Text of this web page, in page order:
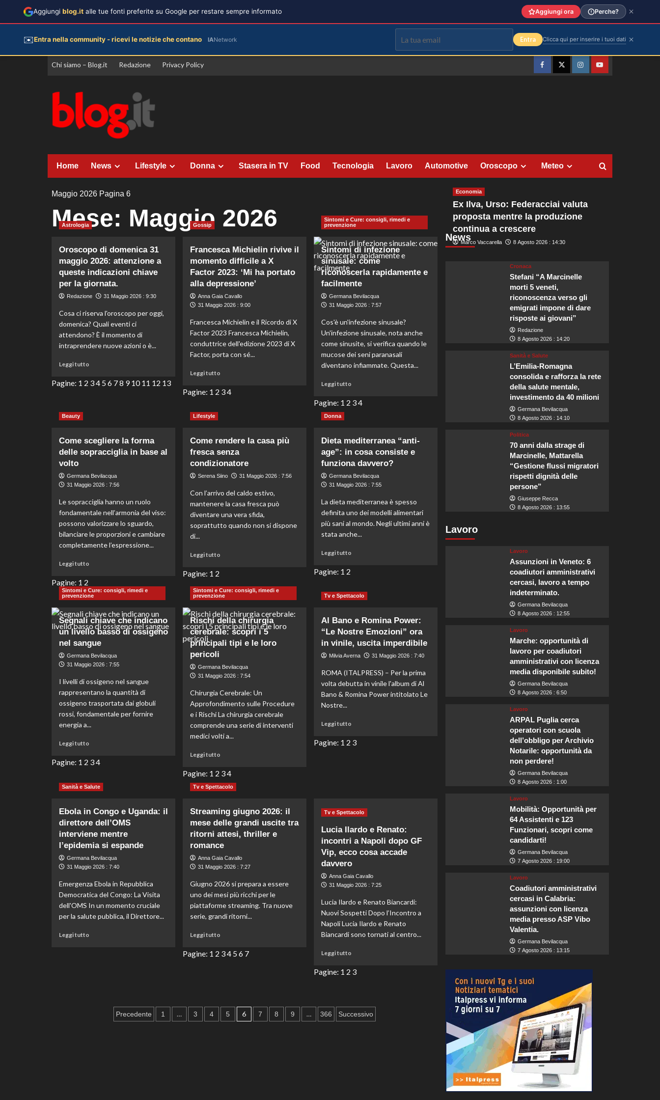
Vai
Chi siamo – Blog.it Redazione Privacy Policy
FacebookTwitterInstagramYouTube
Home News Lifestyle Donna Stasera in TV Food Tecnologia Lavoro Automotive Oroscopo Meteo
Maggio 2026 Pagina 6
Mese: Maggio 2026
Astrologia
Oroscopo di domenica 31
maggio 2026: attenzione a
queste indicazioni chiave
per la giornata.
Redazione 31 Maggio 2026 : 9:30
Cosa ci riserva l'oroscopo per oggi,
domenica? Quali eventi ci
attendono? È il momento di
intraprendere nuove azioni o è...
Leggi tuttoLeggi
più
maggio
2026:
attenzione
queste
indicazioni
per
la
giornata.
Pagine: 1 2 34 5 6 78 9 10 11 12 13
Gossip
Francesca Michielin rivive il
momento difficile a X
Factor 2023: ‘Mi ha portato
alla depressione’
Anna Gaia Cavallo
31 Maggio 2026 : 9:00
Francesca Michielin e il Ricordo di X
Factor 2023 Francesca Michielin,
conduttrice dell'edizione 2023 di X
Factor, porta con sé...
Leggi tuttoLeggi
più
difficile
a
X
2023:
‘Mi
alla
Pagine: 1 2 34
Sintomi e Cure: consigli, rimedi e
prevenzione
Sintomi di infezione
sinusale: come
riconoscerla rapidamente e
facilmente
Germana Bevilacqua
31 Maggio 2026 : 7:57
Cos'è un'infezione sinusale?
Un'infezione sinusale, nota anche
come sinusite, si verifica quando le
mucose dei seni paranasali
diventano infiammate. Questa...
Leggi tutto
più
infezione
come
riconoscerla
rapidamente
e
Pagine: 1 2 34
Beauty
Come scegliere la forma
delle sopracciglia in base al
volto
Germana Bevilacqua
31 Maggio 2026 : 7:56
Le sopracciglia hanno un ruolo
fondamentale nell’armonia del viso:
possono valorizzare lo sguardo,
bilanciare le proporzioni e cambiare
completamente l’espressione...
Leggi tuttoLeggi
su
Come
la
forma
delle
sopracciglia
in
base
volto
Pagine: 1 2
Lifestyle
Come rendere la casa più
fresca senza
condizionatore
Serena Siino 31 Maggio 2026 : 7:56
Con l’arrivo del caldo estivo,
mantenere la casa fresca può
diventare una vera sfida,
soprattutto quando non si dispone
di...
Leggi tuttoLeggi
Come
rendere
casa
più
senza
Pagine: 1 2
Donna
Dieta mediterranea “anti-
age”: in cosa consiste e
funziona davvero?
Germana Bevilacqua
31 Maggio 2026 : 7:55
La dieta mediterranea è spesso
definita uno dei modelli alimentari
più sani al mondo. Negli ultimi anni è
stata anche...
Leggi tutto
mediterranea
age”:
cosa
consiste
e
davvero?
Pagine: 1 2
Sintomi e Cure: consigli, rimedi e
prevenzione
Segnali chiave che indicano
un livello basso di ossigeno
nel sangue
Germana Bevilacqua
31 Maggio 2026 : 7:55
I livelli di ossigeno nel sangue
rappresentano la quantità di
ossigeno trasportata dai globuli
rossi, fondamentale per fornire
energia a...
Leggi tuttoLeggi
più
chiave
indicano
un
livello
basso
di
nel
Pagine: 1 2 34
Sintomi e Cure: consigli, rimedi e
prevenzione
Rischi della chirurgia
cerebrale: scopri i 5
principali tipi e le loro
pericoli
Germana Bevilacqua
31 Maggio 2026 : 7:54
Chirurgia Cerebrale: Un
Approfondimento sulle Procedure
e i Rischi La chirurgia cerebrale
comprende una serie di interventi
medici volti a...
Leggi tuttoLeggi
più
su
Rischi
chirurgia
cerebrale:
scopri
i
5
principali
tipi
le
loro
pericoli
Pagine: 1 2 34
Tv e Spettacolo
Al Bano e Romina Power:
“Le Nostre Emozioni” ora
in vinile, uscita imperdibile
Milvia Averna 31 Maggio 2026 : 7:40
ROMA (ITALPRESS) – Per la prima
volta debutta in vinile l'album di Al
Bano & Romina Power intitolato Le
Nostre...
Leggi tutto
più
Nostre
Emozioni”
ora
in
vinile,
uscita
Pagine: 1 2 3
Sanità e Salute
Ebola in Congo e Uganda: il
direttore dell’OMS
interviene mentre
l’epidemia si espande
Germana Bevilacqua
31 Maggio 2026 : 7:40
Emergenza Ebola in Repubblica
Democratica del Congo: La Visita
dell'OMS In un momento cruciale
per la salute pubblica, il Direttore...
Leggi tuttoLeggi
Tv e Spettacolo
Streaming giugno 2026: il
mese delle grandi uscite tra
ritorni attesi, thriller e
romance
Anna Gaia Cavallo
31 Maggio 2026 : 7:27
Giugno 2026 si prepara a essere
uno dei mesi più ricchi per le
piattaforme streaming. Tra nuove
serie, grandi ritorni...
Leggi tuttoLeggi
più
mese
delle
Pagine: 1 2 34 5 6 7
Tv e Spettacolo
Lucia Ilardo e Renato:
incontri a Napoli dopo GF
Vip, ecco cosa accade
davvero
Anna Gaia Cavallo
31 Maggio 2026 : 7:25
Lucia Ilardo e Renato Biancardi:
Nuovi Sospetti Dopo l’Incontro a
Napoli Lucia Ilardo e Renato
Biancardi sono tornati al centro...
Leggi tutto
più
e
Renato:
Pagine: 1 2 3
Paginazione
Precedente 1 … 3 4 5 6 7 8 9 … 366 Successivo
News
Economia
Ex Ilva, Urso: Federacciai valuta
proposta mentre la produzione
continua a crescere
Marco Vaccarella 8 Agosto 2026 : 14:30
Cronaca
Stefani “A Marcinelle
morti 5 veneti,
riconoscenza verso gli
emigrati impone di dare
risposte ai giovani”
Redazione
8 Agosto 2026 : 14:20
Sanità e Salute
L’Emilia-Romagna
consolida e rafforza la rete
della salute mentale,
investimento da 40 milioni
Germana Bevilacqua
8 Agosto 2026 : 14:10
Politica
70 anni dalla strage di
Marcinelle, Mattarella
“Gestione flussi migratori
rispetti dignità delle
persone”
Giuseppe Recca
8 Agosto 2026 : 13:55
Lavoro
Lavoro
Assunzioni in Veneto: 6
coadiutori amministrativi
cercasi, lavoro a tempo
indeterminato.
Germana Bevilacqua
8 Agosto 2026 : 12:55
Lavoro
Marche: opportunità di
lavoro per coadiutori
amministrativi con licenza
media disponibile subito!
Germana Bevilacqua
8 Agosto 2026 : 6:50
Lavoro
ARPAL Puglia cerca
operatori con scuola
dell’obbligo per Archivio
Notarile: opportunità da
non perdere!
Germana Bevilacqua
8 Agosto 2026 : 1:00
Lavoro
Mobilità: Opportunità per
64 Assistenti e 123
Funzionari, scopri come
candidarti!
Germana Bevilacqua
7 Agosto 2026 : 19:00
Lavoro
Coadiutori amministrativi
cercasi in Calabria:
assunzioni con licenza
media presso ASP Vibo
Valentia.
Germana Bevilacqua
7 Agosto 2026 : 13:15
Aggiungi blog.it alle tue fonti preferite su Google per restare sempre informato Aggiungi ora Perche?
✉️Entra nella community - ricevi le notizie che contano IANetwork Entra Clicca qui per inserire i tuoi dati